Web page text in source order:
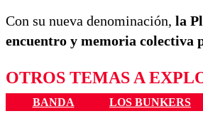
Con su nueva denominación, la
encuentro y memoria colectiva
OTROS TEMAS A
BANDA LOS BUNKERS